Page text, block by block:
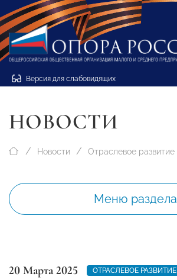
Версия для слабовидящих
НОВОСТИ
Новости Отраслевое развитие
Меню раздела
20 Марта 2025
ОТРАСЛЕВОЕ РАЗВИТИЕ